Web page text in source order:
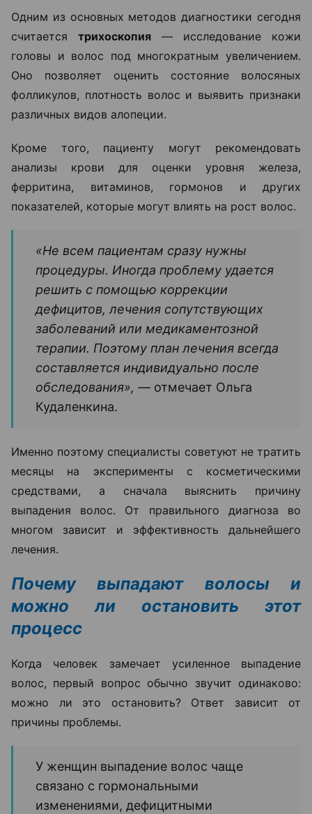
Одним из основных методов диагностики сегодня
считается трихоскопия — исследование кожи
головы и волос под многократным увеличением.
Оно позволяет оценить состояние волосяных
фолликулов, плотность волос и выявить признаки
различных видов алопеции.
Кроме того, пациенту могут рекомендовать
анализы крови для оценки уровня железа,
ферритина, витаминов, гормонов и других
показателей, которые могут влиять на рост волос.
«Не всем пациентам сразу нужны
процедуры. Иногда проблему удается
решить с помощью коррекции
дефицитов, лечения сопутствующих
заболеваний или медикаментозной
терапии. Поэтому план лечения всегда
составляется индивидуально после
обследования», — отмечает Ольга
Кудаленкина.
Именно поэтому специалисты советуют не тратить
месяцы на эксперименты с косметическими
средствами, а сначала выяснить причину
выпадения волос. От правильного диагноза во
многом зависит и эффективность дальнейшего
лечения.
Почему выпадают волосы и
можно ли остановить этот
процесс
Когда человек замечает усиленное выпадение
волос, первый вопрос обычно звучит одинаково:
можно ли это остановить? Ответ зависит от
причины проблемы.
У женщин выпадение волос чаще
связано с гормональными
изменениями, дефицитными